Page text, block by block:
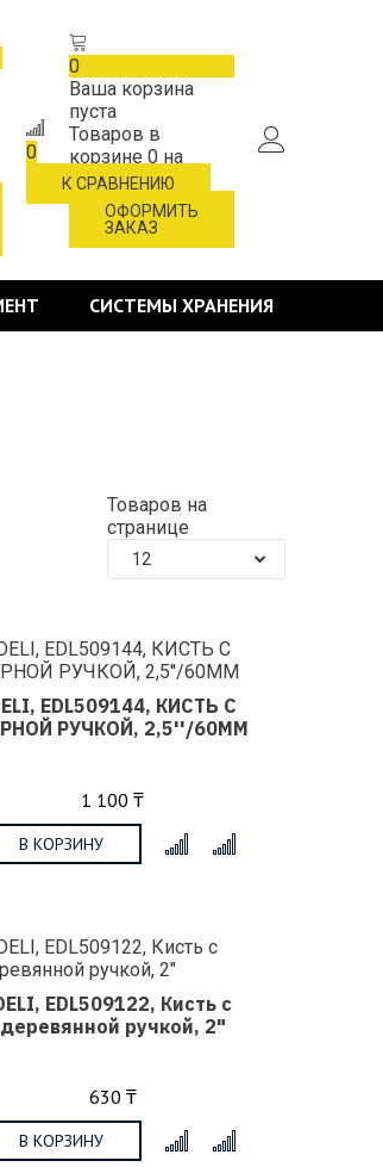
0
К СРАВНЕНИЮ
0
Ваша корзина
пуста
Товаров в
корзине 0 на
сумму0 ₸
ОФОРМИТЬ
ЗАКАЗ
СИСТЕМЫ ХРАНЕНИЯ
Товаров на
странице
12
EDL509144, КИСТЬ С
РУЧКОЙ, 2,5''/60ММ
1 100 ₸
В КОРЗИНУ
EDL509122, Кисть с
деревянной ручкой, 2"
630 ₸
В КОРЗИНУ